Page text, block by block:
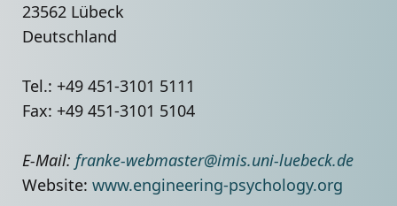
23562 Lübeck
Deutschland
Tel.: +49 451-3101 5111
Fax: +49 451-3101 5104
E-Mail: franke-webmaster@imis.uni-luebeck.de
Website: www.engineering-psychology.org